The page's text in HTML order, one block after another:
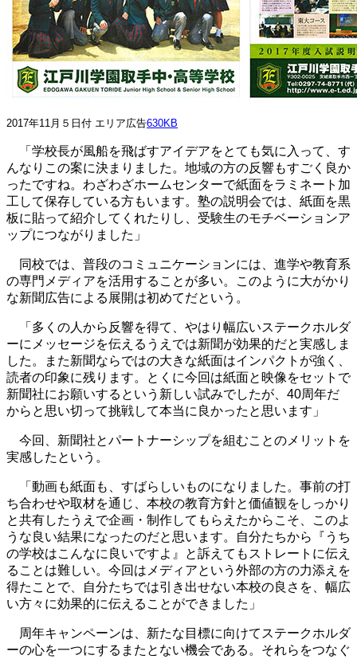
2017年11月５日付 エリア広告630KB
「学校長が風船を飛ばすアイデアをとても気に入って、す
んなりこの案に決まりました。地域の方の反響もすごく良か
ったですね。わざわざホームセンターで紙面をラミネート加
工して保存している方もいます。塾の説明会では、紙面を黒
板に貼って紹介してくれたりし、受験生のモチベーションア
ップにつながりました」
同校では、普段のコミュニケーションには、進学や教育系
の専門メディアを活用することが多い。このように大がかり
な新聞広告による展開は初めてだという。
「多くの人から反響を得て、やはり幅広いステークホルダ
ーにメッセージを伝えるうえでは新聞が効果的だと実感しま
した。また新聞ならではの大きな紙面はインパクトが強く、
読者の印象に残ります。とくに今回は紙面と映像をセットで
新聞社にお願いするという新しい試みでしたが、40周年だ
からと思い切って挑戦して本当に良かったと思います」
今回、新聞社とパートナーシップを組むことのメリットを
実感したという。
「動画も紙面も、すばらしいものになりました。事前の打
ち合わせや取材を通じ、本校の教育方針と価値観をしっかり
と共有したうえで企画・制作してもらえたからこそ、このよ
うな良い結果になったのだと思います。自分たちから『うち
の学校はこんなに良いですよ』と訴えてもストレートに伝え
ることは難しい。今回はメディアという外部の方の力添えを
得たことで、自分たちでは引き出せない本校の良さを、幅広
い方々に効果的に伝えることができました」
周年キャンペーンは、新たな目標に向けてステークホルダ
ーの心を一つにするまたとない機会である。それらをつなぐ